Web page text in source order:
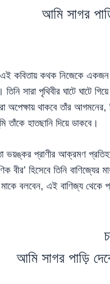
আমি সাগর
কবিতায় কথক নিজেকে একজন
তিনি সারা পৃথিবীর ঘাটে
অপেক্ষায় থাকবে তাঁর
হাতছানি দিয়ে ডাকবে।
ভয়ঙ্কর প্রাণীর আক্রমণ
বীর’ হিসেবে তিনি
বলবেন, এই বাণিজ্য থেকে
আমি সাগর পাড়ি